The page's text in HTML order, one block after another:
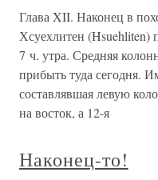
Глава XII. Наконец в
Хсуехлитен (Hsuehliten)
7 ч. утра. Средняя
прибыть туда сегодня.
составлявшая левую
на восток, а 12-я
Наконец-то!